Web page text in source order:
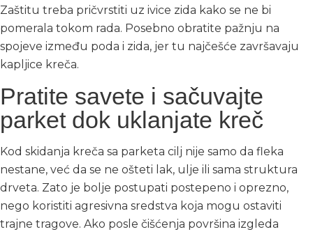
Zaštitu treba pričvrstiti uz ivice zida kako se ne bi
pomerala tokom rada. Posebno obratite pažnju na
spojeve između poda i zida, jer tu najčešće završavaju
kapljice kreča.
Pratite savete i sačuvajte
parket dok uklanjate kreč
Kod skidanja kreča sa parketa cilj nije samo da fleka
nestane, već da se ne ošteti lak, ulje ili sama struktura
drveta. Zato je bolje postupati postepeno i oprezno,
nego koristiti agresivna sredstva koja mogu ostaviti
trajne tragove. Ako posle čišćenja površina izgleda